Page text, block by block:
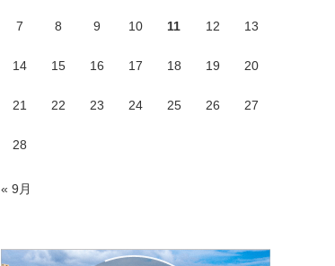
7 8 9 10 11 12 13
14 15 16 17 18 19 20
21 22 23 24 25 26 27
28
« 9月